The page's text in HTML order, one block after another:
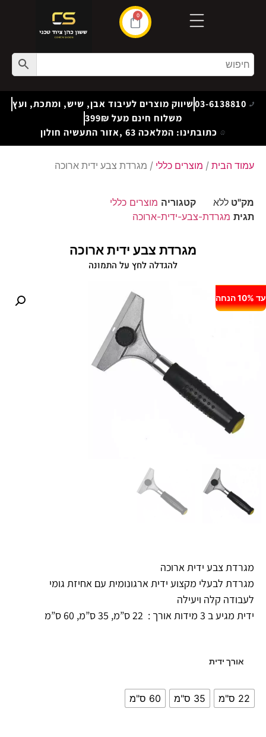
0
03-6138810שיווק מוצרים לעיבוד אבן, שיש, ומתכת, ועץ
משלוח חינם מעל 399₪
כתובתינו: המלאכה 63 ,אזור התעשיה חולון
עמוד הבית / מוצרים כללי / מגרדת צבע ידית ארוכה
מק"ט ללא קטגוריה מוצרים כללי
תגית מגרדת-צבע-ידית-ארוכה
מגרדת צבע ידית ארוכה
להגדלה לחץ על התמונה
עד 10% הנחה
מגרדת צבע ידית ארוכה
מגרדת לבעלי מקצוע ידית ארגונומית עם אחיזת גומי
לעבודה קלה ויעילה
ידית מגיע ב 3 מידות אורך : 22 ס”מ, 35 ס”מ, 60 ס”מ
אורך ידית
22 ס"מ 35 ס"מ 60 ס"מ